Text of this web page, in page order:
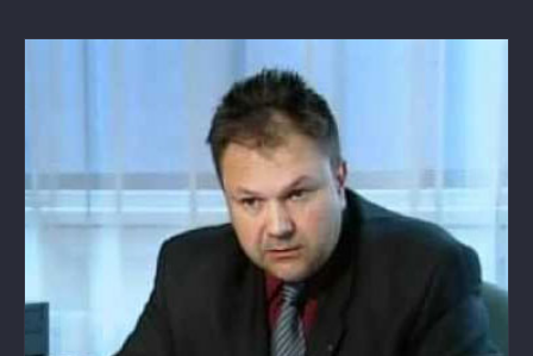
PREDSJEDNIK FDT SAMIR ARNAUTOVIĆ
OBJAVIO STUDIJU O HEGELU U
NAJPRESTIŽNIJEM NJEMAČKOM IZDANJU
ZA FILOZOFIJU